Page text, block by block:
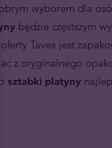
wyborem dla
będzie częstszym
Tavex jest
z oryginalnego
sztabki platyny